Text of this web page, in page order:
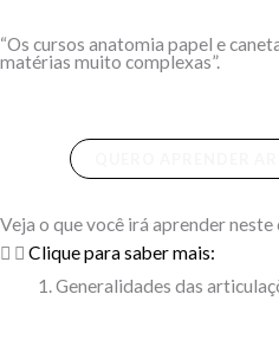
“Os cursos anatomia papel e
matérias muito complexas”.
Veja o que você irá aprender neste
Clique para saber mais:
Generalidades das